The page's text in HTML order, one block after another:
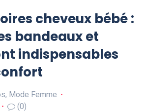
cheveux bébé :
bandeaux et
indispensables
, Mode Femme
(0)